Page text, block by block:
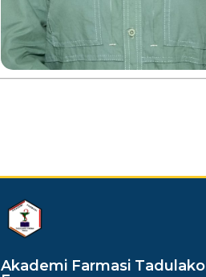
Akademi Farmasi Tadulako